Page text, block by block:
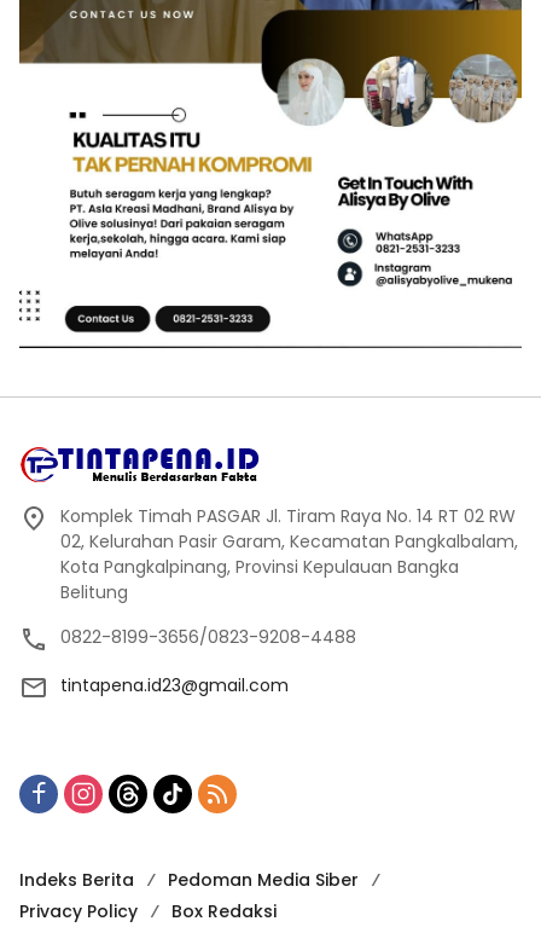
Komplek Timah PASGAR Jl. Tiram Raya No. 14 RT 02 RW
02, Kelurahan Pasir Garam, Kecamatan Pangkalbalam,
Kota Pangkalpinang, Provinsi Kepulauan Bangka
Belitung
0822-8199-3656/0823-9208-4488
tintapena.id23@gmail.com
Indeks Berita
Pedoman Media Siber
Privacy Policy
Box Redaksi